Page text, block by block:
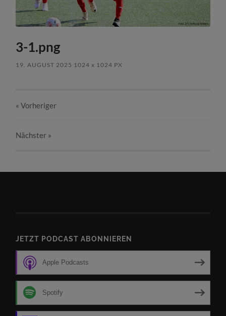
3-1.png
19. AUGUST 2025 1024x 1024 PX
« Vorheriger
Nächster »
JETZT PODCAST ABONNIEREN
Apple Podcasts
Spotify